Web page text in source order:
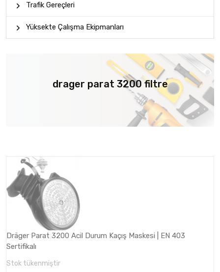
Trafik Gereçleri
Yüksekte Çalışma Ekipmanları
drager parat 3200 filtre
Dräger Parat 3200 Acil Durum Kaçış Maskesi | EN 403
Sertifikalı
Stok tükenmiştir